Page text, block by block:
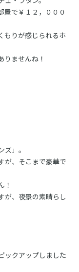
屋で￥１２，０００
もりが感じられるホ
ませんね！
」。
が、そこまで豪華で
！
が、夜景の素晴らし
ックアップしました